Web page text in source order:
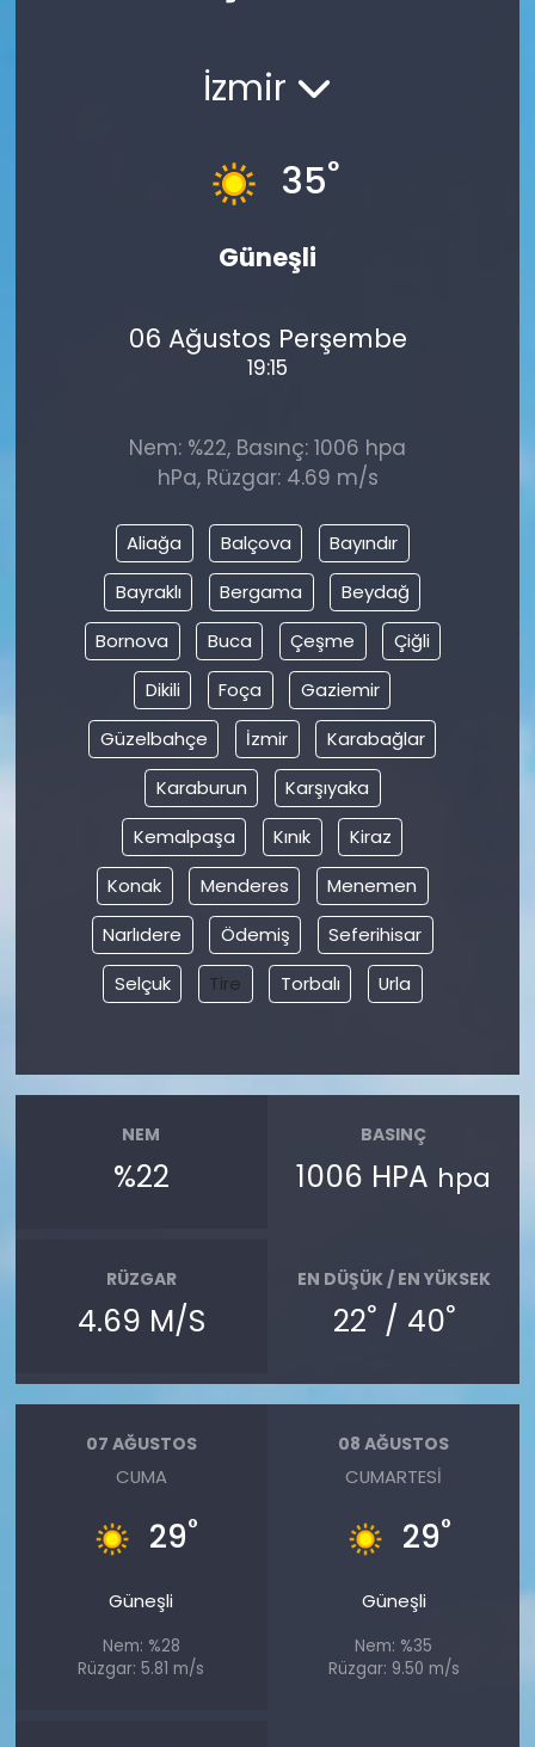
İzmir
35°
Güneşli
06 Ağustos Perşembe
19:15
Nem: %22, Basınç: 1006 hpa
hPa, Rüzgar: 4.69 m/s
Aliağa Balçova
Bayındır
Bayraklı
Bergama
Beydağ
Bornova
Buca Çeşme
Çiğli
Dikili
Foça
Gaziemir
Güzelbahçe
İzmir
Karabağlar
Karaburun
Karşıyaka
Kemalpaşa
Kınık
Kiraz
Konak
Menderes
Menemen
Narlıdere
Ödemiş
Seferihisar
Selçuk
Tire Torbalı Urla
NEM
%22
BASINÇ
1006 HPA hpa
RÜZGAR
4.69 M/S
EN DÜŞÜK / EN YÜKSEK
22°/ 40°
07 AĞUSTOS
CUMA
29°
Güneşli
Nem: %28
Rüzgar: 5.81 m/s
08 AĞUSTOS
CUMARTESI
29°
Güneşli
Nem: %35
Rüzgar: 9.50 m/s